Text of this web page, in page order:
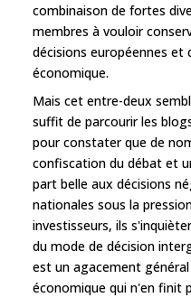
combinaison de fortes
membres à vouloir
décisions européennes
économique.
Mais cet entre-deux
suffit de parcourir les
pour constater que de
confiscation du débat et
part belle aux décisions
nationales sous la
investisseurs, ils
du mode de décision
est un agacement
économique qui n'en finit